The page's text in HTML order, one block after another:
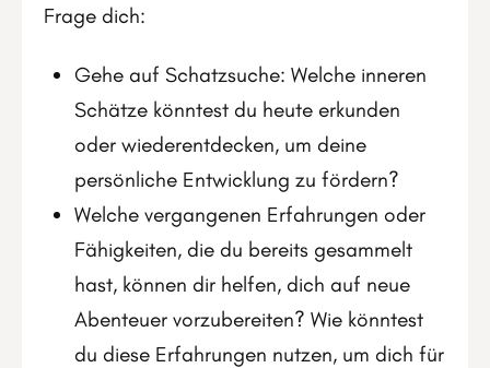
Frage dich:
Gehe auf Schatzsuche: Welche inneren
Schätze könntest du heute erkunden
oder wiederentdecken, um deine
persönliche Entwicklung zu fördern?
Welche vergangenen Erfahrungen oder
Fähigkeiten, die du bereits gesammelt
hast, können dir helfen, dich auf neue
Abenteuer vorzubereiten? Wie könntest
du diese Erfahrungen nutzen, um dich für